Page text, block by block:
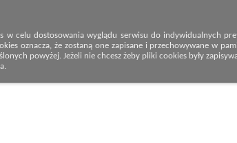
w celu dostosowania wyglądu serwisu do indywidualnych
oznacza, że zostaną one zapisane i przechowywane w
powyżej. Jeżeli nie chcesz żeby pliki cookies były